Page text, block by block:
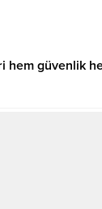
hem güvenlik